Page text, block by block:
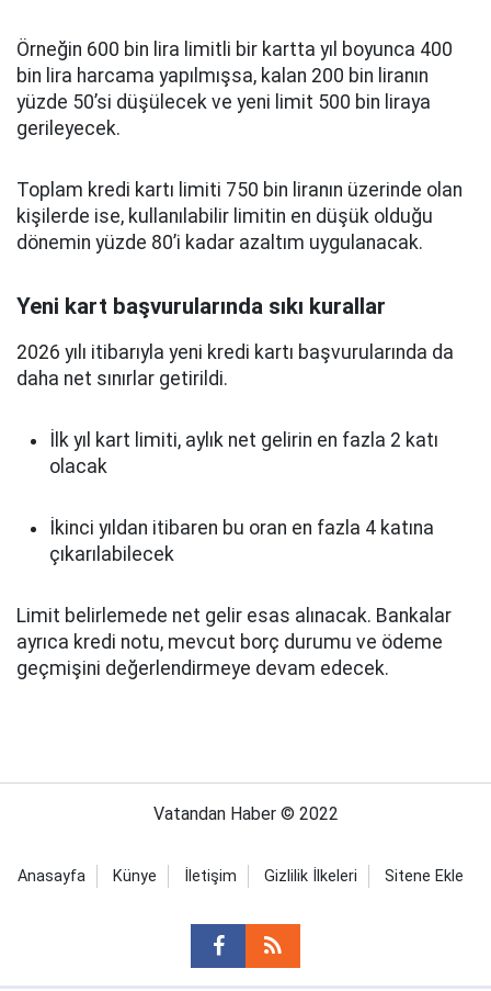
Örneğin 600 bin lira limitli bir kartta yıl boyunca 400
bin lira harcama yapılmışsa, kalan 200 bin liranın
yüzde 50’si düşülecek ve yeni limit 500 bin liraya
gerileyecek.
Toplam kredi kartı limiti 750 bin liranın üzerinde olan
kişilerde ise, kullanılabilir limitin en düşük olduğu
dönemin yüzde 80’i kadar azaltım uygulanacak.
Yeni kart başvurularında sıkı kurallar
2026 yılı itibarıyla yeni kredi kartı başvurularında da
daha net sınırlar getirildi.
İlk yıl kart limiti, aylık net gelirin en fazla 2 katı
olacak
İkinci yıldan itibaren bu oran en fazla 4 katına
çıkarılabilecek
Limit belirlemede net gelir esas alınacak. Bankalar
ayrıca kredi notu, mevcut borç durumu ve ödeme
geçmişini değerlendirmeye devam edecek.
Vatandan Haber © 2022
Anasayfa Künye İletişim Gizlilik İlkeleri Sitene Ekle